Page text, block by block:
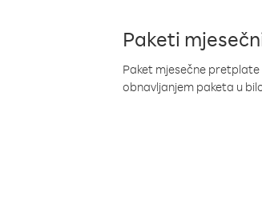
Paketi
Paket mjesečne
obnavljanjem paketa u